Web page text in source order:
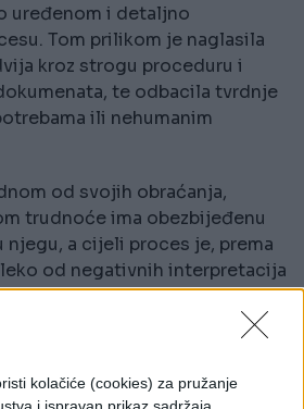
kolačiće (cookies) za pružanje
uređenom i detaljno
Tom prilikom je naglasila
kroz strogu proceduru i
te odbacila tvrdnje
ili nehumanim
od svojih obraćanja,
trudnoće ima obezbijeđenu
a cijeli proces je, prema
od negativnih interpretacija
u javnosti.
se u Sjedinjenim Državama